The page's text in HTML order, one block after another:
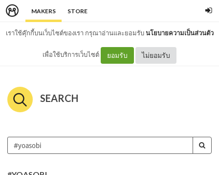
MAKERS STORE
เราใช้คุ๊กกี้บนเว็บไซต์ของเรา กรุณาอ่านและยอมรับนโยบายความเป็นส่วนตัว
เพื่อใช้บริการเว็บไซต์ ยอมรับ ไม่ยอมรับ
SEARCH